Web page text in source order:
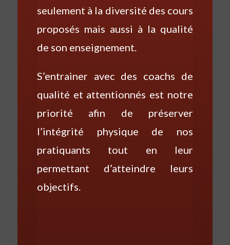
seulement à la diversité des cours
proposés mais aussi à la qualité
de son enseignement.
S’entrainer avec des coachs de
qualité et attentionnés est notre
priorité afin de préserver
l’intégrité physique de nos
pratiquants tout en leur
permettant d’atteindre leurs
objectifs.